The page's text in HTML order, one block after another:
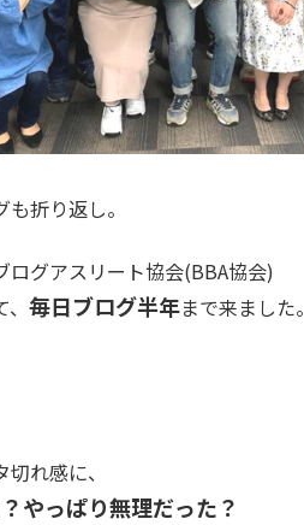
折り返し。
ログアスリート協会(BBA協会)
毎日ブログ半年まで来ました。
れ感に、
やっぱり無理だった？